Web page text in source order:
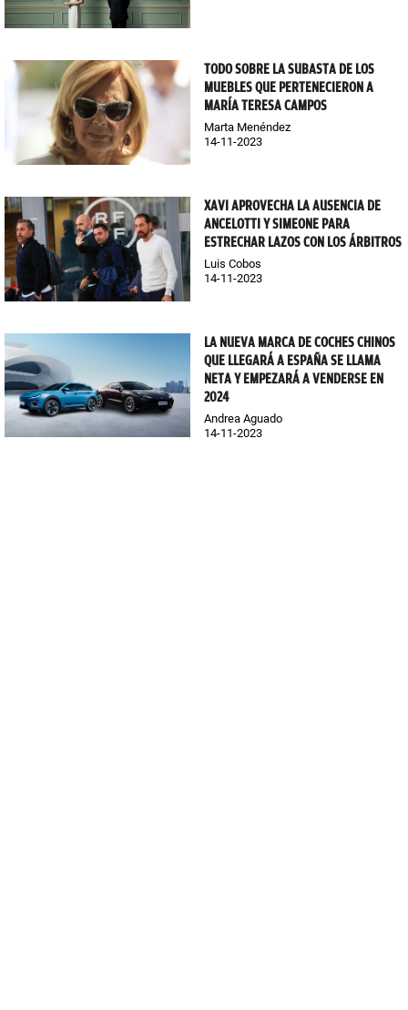
TODO SOBRE LA SUBASTA DE LOS
MUEBLES QUE PERTENECIERON A
MARÍA TERESA CAMPOS
Marta Menéndez
14-11-2023
XAVI APROVECHA LA AUSENCIA DE
ANCELOTTI Y SIMEONE PARA
ESTRECHAR LAZOS CON LOS ÁRBITROS
Luis Cobos
14-11-2023
LA NUEVA MARCA DE COCHES CHINOS
QUE LLEGARÁ A ESPAÑA SE LLAMA
NETA Y EMPEZARÁ A VENDERSE EN
2024
Andrea Aguado
14-11-2023